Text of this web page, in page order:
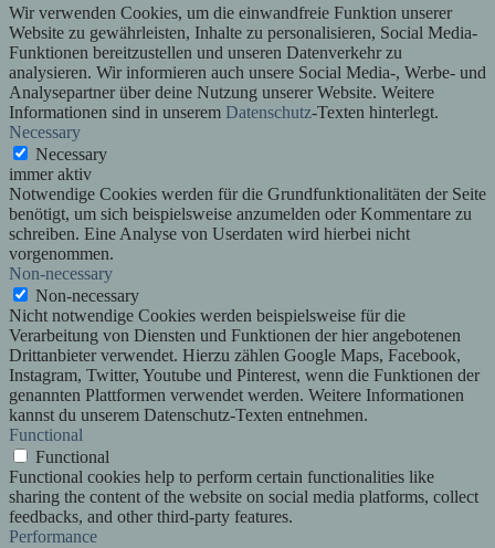
Wir verwenden Cookies, um die einwandfreie Funktion unserer
Website zu gewährleisten, Inhalte zu personalisieren, Social Media-
Funktionen bereitzustellen und unseren Datenverkehr zu
analysieren. Wir informieren auch unsere Social Media-, Werbe- und
Analysepartner über deine Nutzung unserer Website. Weitere
Informationen sind in unserem Datenschutz-Texten hinterlegt.
Necessary
Necessary
immer aktiv
Notwendige Cookies werden für die Grundfunktionalitäten der Seite
benötigt, um sich beispielsweise anzumelden oder Kommentare zu
schreiben. Eine Analyse von Userdaten wird hierbei nicht
vorgenommen.
Non-necessary
Non-necessary
Nicht notwendige Cookies werden beispielsweise für die
Verarbeitung von Diensten und Funktionen der hier angebotenen
Drittanbieter verwendet. Hierzu zählen Google Maps, Facebook,
Instagram, Twitter, Youtube und Pinterest, wenn die Funktionen der
genannten Plattformen verwendet werden. Weitere Informationen
kannst du unserem Datenschutz-Texten entnehmen.
Functional
Functional
Functional cookies help to perform certain functionalities like
sharing the content of the website on social media platforms, collect
feedbacks, and other third-party features.
Performance